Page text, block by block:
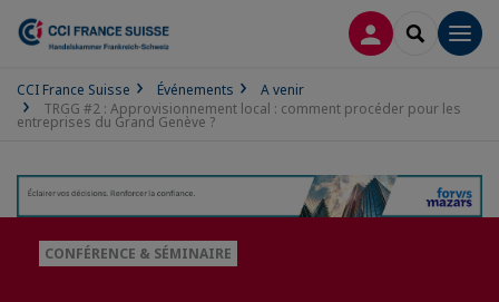
CONNEXION
CCI France Suisse Événements
A venir
TRGG #2 : Approvisionnement local : comment procéder pour les
entreprises du Grand Genève ?
CONFÉRENCE & SÉMINAIRE